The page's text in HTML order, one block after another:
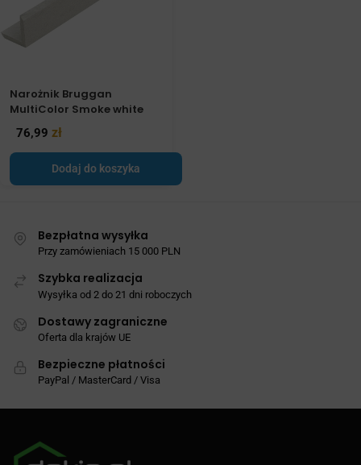
Narożnik Bruggan
MultiColor Smoke white
76,99 zł
Dodaj do koszyka
Bezpłatna wysyłka
Przy zamówieniach 15 000 PLN
Szybka realizacja
Wysyłka od 2 do 21 dni roboczych
Dostawy zagraniczne
Oferta dla krajów UE
Bezpieczne płatności
PayPal / MasterCard / Visa